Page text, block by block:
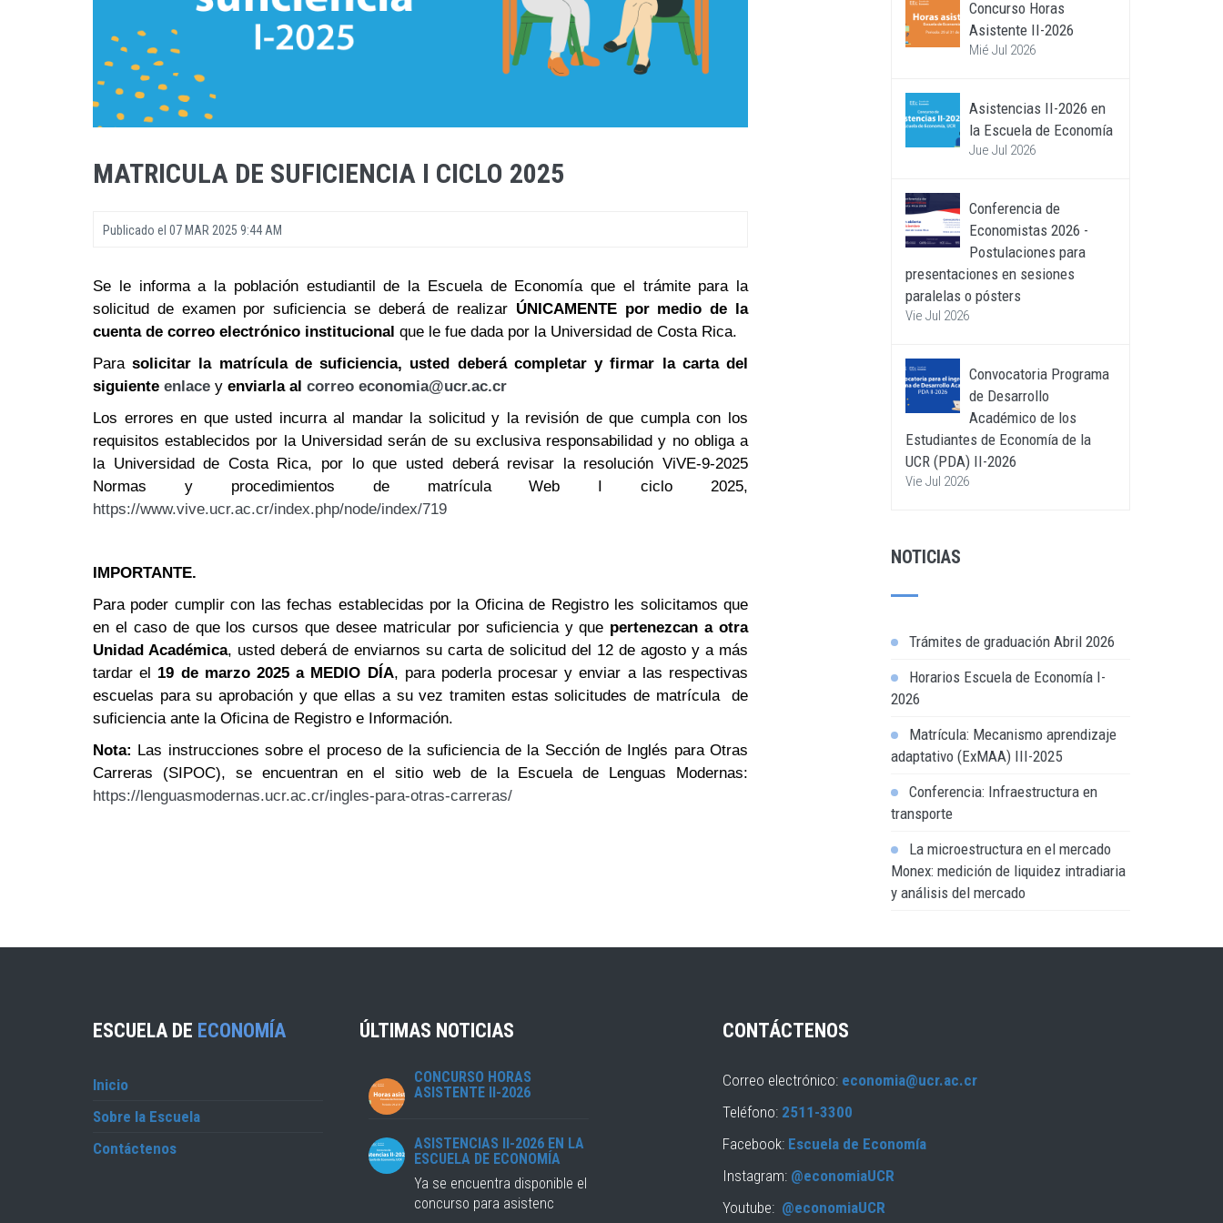
MATRICULA DE SUFICIENCIA I CICLO 2025
Publicado el 07 MAR 2025 9:44 AM
Se le informa a la población estudiantil de la Escuela de Economía que el trámite para la
solicitud de examen por suficiencia se deberá de realizar ÚNICAMENTE por medio de la
cuenta de correo electrónico institucional que le fue dada por la Universidad de Costa Rica.
Parasolicitar la matrícula de suficiencia, usted deberá completar y firmar la carta del
siguiente enlace y enviarla al correo economia@ucr.ac.cr
Los errores en que usted incurra al mandar la solicitud y la revisión de que cumpla con los
requisitos establecidos por la Universidad serán de su exclusiva responsabilidad y no obliga a
la Universidad de Costa Rica, por lo que usted deberá revisar la resolución ViVE-9-2025
Normas y procedimientos de matrícula Web I ciclo 2025,
https://www.vive.ucr.ac.cr/index.php/node/index/719
IMPORTANTE.
Para poder cumplir con las fechas establecidas por la Oficina de Registro les solicitamos que
en el caso de que los cursos que desee matricular por suficiencia y que pertenezcan a otra
Unidad Académica, usted deberá de enviarnos su carta de solicitud del 12 de agosto y a más
tardar el 19 de marzo 2025 a MEDIO DÍA, para poderla procesar y enviar a las respectivas
escuelas para su aprobación y que ellas a su vez tramiten estas solicitudes de matrícula de
suficiencia ante la Oficina de Registro e Información.
Nota: Las instrucciones sobre el proceso de la suficiencia de la Sección de Inglés para Otras
Carreras (SIPOC), se encuentran en el sitio web de la Escuela de Lenguas Modernas:
https://lenguasmodernas.ucr.ac.cr/ingles-para-otras-carreras/
Concurso Horas
Asistente II-2026
Mié Jul 2026
Asistencias II-2026 en
la Escuela de Economía
Jue Jul 2026
Conferencia de
Economistas 2026 -
Postulaciones para
presentaciones en sesiones
paralelas o pósters
Vie Jul 2026
Convocatoria Programa
de Desarrollo
Académico de los
Estudiantes de Economía de la
UCR (PDA) II-2026
Vie Jul 2026
NOTICIAS
Trámites de graduación Abril 2026
Horarios Escuela de Economía I-
2026
Matrícula: Mecanismo aprendizaje
adaptativo (ExMAA) III-2025
Conferencia: Infraestructura en
transporte
La microestructura en el mercado
Monex: medición de liquidez intradiaria
y análisis del mercado
ESCUELA DE ECONOMÍA
Inicio
Sobre la Escuela
Contáctenos
ÚLTIMAS NOTICIAS
CONCURSO HORAS
ASISTENTE II-2026
ASISTENCIAS II-2026 EN LA
ESCUELA DE ECONOMÍA
Ya se encuentra disponible el
concurso para asistenc
CONTÁCTENOS
Correo electrónico: economia@ucr.ac.cr
Teléfono: 2511-3300
Facebook: Escuela de Economía
Instagram: @economiaUCR
Youtube: @economiaUCR